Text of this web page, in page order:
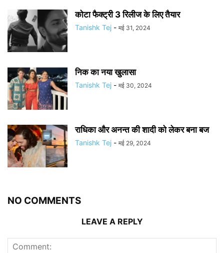
कोटा फैक्ट्री 3 रिलीज के लिए तैयार
Tanishk Tej - मई 31, 2024
निक का नया खुलासा
Tanishk Tej - मई 30, 2024
राधिका और अनन्त की शादी को लेकर बना बज
Tanishk Tej - मई 29, 2024
NO COMMENTS
LEAVE A REPLY